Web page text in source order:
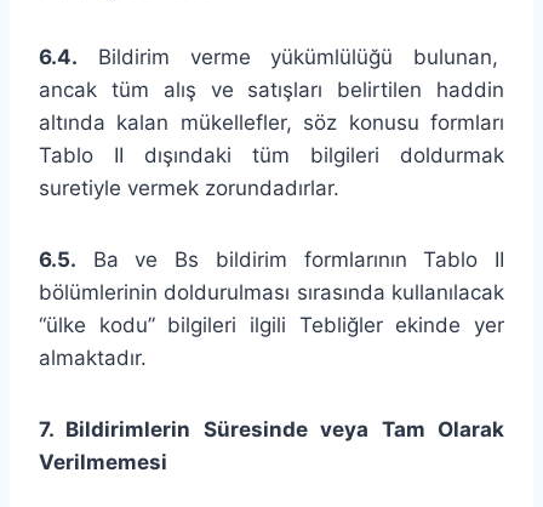
6.4. Bildirim verme yükümlülüğü bulunan,
ancak tüm alış ve satışları belirtilen haddin
altında kalan mükellefler, söz konusu formları
Tablo II dışındaki tüm bilgileri doldurmak
suretiyle vermek zorundadırlar.
6.5. Ba ve Bs bildirim formlarının Tablo II
bölümlerinin doldurulması sırasında kullanılacak
“ülke kodu” bilgileri ilgili Tebliğler ekinde yer
almaktadır.
7. Bildirimlerin Süresinde veya Tam Olarak
Verilmemesi